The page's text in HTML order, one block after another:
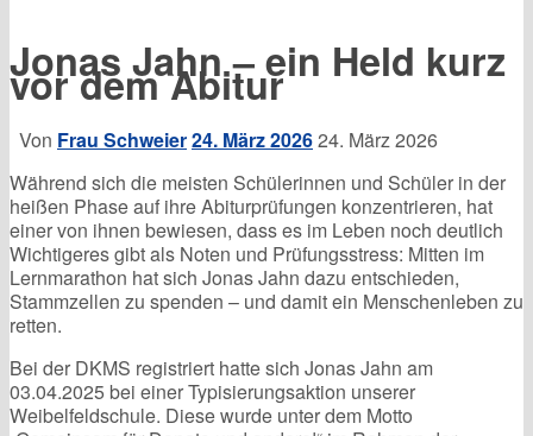
Jonas Jahn – ein Held kurz
vor dem Abitur
Von Frau Schweier24. März 202624. März 2026
Während sich die meisten Schülerinnen und Schüler in der
heißen Phase auf ihre Abiturprüfungen konzentrieren, hat
einer von ihnen bewiesen, dass es im Leben noch deutlich
Wichtigeres gibt als Noten und Prüfungsstress: Mitten im
Lernmarathon hat sich Jonas Jahn dazu entschieden,
Stammzellen zu spenden – und damit ein Menschenleben zu
retten.
Bei der DKMS registriert hatte sich Jonas Jahn am
03.04.2025 bei einer Typisierungsaktion unserer
Weibelfeldschule. Diese wurde unter dem Motto